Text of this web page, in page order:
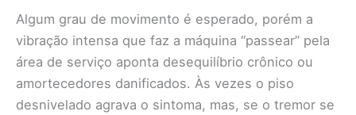
Algum grau de movimento é esperado, porém a
vibração intensa que faz a máquina “passear” pela
área de serviço aponta desequilíbrio crônico ou
amortecedores danificados. Às vezes o piso
desnivelado agrava o sintoma, mas, se o tremor se